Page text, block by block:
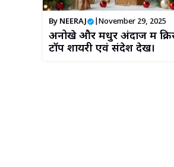
By NEERAJ November 29, 2025
अनोखे और मधुर अंदाज में
टॉप शायरी एवं संदेश देखें।